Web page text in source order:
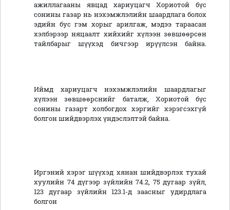
ажиллагааны явцад хариуцагч Хориотой бүс
сонины газар нь нэхэмжлэлийн шаардлага болох
эдийн бус гэм хорыг арилгаж, мэдээ тараасан
хэлбэрээр няцаалт хийхийг хүлээн зөвшөөрсөн
тайлбарыг шүүхэд бичгээр ирүүлсэн байна.
Иймд хариуцагч нэхэмжлэлийн шаардлагыг
хүлээн зөвшөөрснийг баталж, Хориотой бүс
сонины газарт холбогдох хэргийг хэрэгсэхгүй
болгон шийдвэрлэх үндэслэлтэй байна.
Иргэний хэрэг шүүхэд хянан шийдвэрлэх тухай
хуулийн 74 дүгээр зүйлийн 74.2, 75 дугаар зүйл,
123 дугаар зүйлийн 123.1-д заасныг удирдлага
болгон